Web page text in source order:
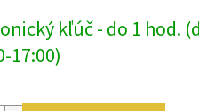
kľúč - do 1 hod.
17:00)